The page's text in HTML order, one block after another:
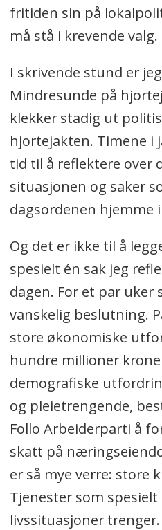
fritiden sin på
må stå i krevende valg.
I skrivende stund er
Mindresunde på
klekker stadig ut
hjortejakten. Timene i
tid til å reflektere over
situasjonen og saker
dagsordenen hjemme
Og det er ikke til å
spesielt én sak jeg
dagen. For et par uker
vanskelig beslutning.
store økonomiske
hundre millioner
demografiske
og pleietrengende,
Follo Arbeiderparti å
skatt på
er så mye verre: store
Tjenester som
livssituasjoner trenger.